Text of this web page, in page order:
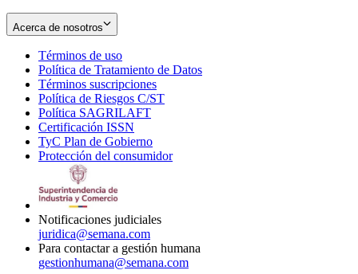
Acerca de nosotros
Términos de uso
in
new
window
Política de Tratamiento de Datos
Términos suscripciones
in
Política de Riesgos C/ST
Política SAGRILAFT
new
window
Certificación ISSN
in
new
TyC Plan de Gobierno
in
Protección del consumidorOpens
Notificaciones judiciales
juridica@semana.com
Para contactar a gestión humana
gestionhumana@semana.com